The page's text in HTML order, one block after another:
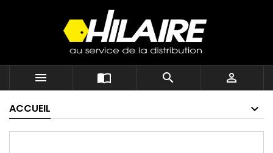
   
ACCUEIL